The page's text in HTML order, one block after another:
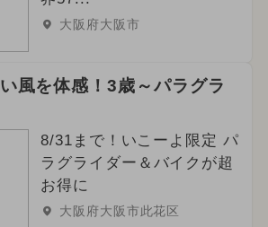
大阪府大阪市
風を体感！3歳～パラグラ
8/31まで！いこーよ限定 パ
ラグライダー＆バイクが超
お得に
大阪府大阪市此花区